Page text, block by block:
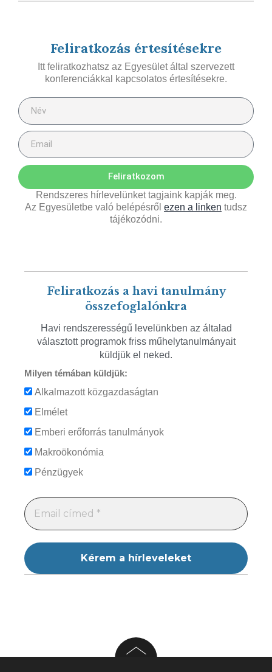
Feliratkozás értesítésekre
Itt feliratkozhatsz az Egyesület által szervezett
konferenciákkal kapcsolatos értesítésekre.
Feliratkozom
Rendszeres hírlevelünket tagjaink kapják meg.
Az Egyesületbe való belépésről ezen a linken tudsz
tájékozódni.
Feliratkozás a havi tanulmány
összefoglalónkra
Havi rendszerességű levelünkben az általad
választott programok friss műhelytanulmányait
küldjük el neked.
Milyen témában küldjük:
Alkalmazott közgazdaságtan
Elmélet
Emberi erőforrás tanulmányok
Makroökonómia
Pénzügyek